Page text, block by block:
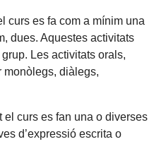
curs es fa com a mínim una
dues. Aquestes activitats
Les activitats orals,
monòlegs, diàlegs,
el curs es fan una o diverses
d’expressió escrita o